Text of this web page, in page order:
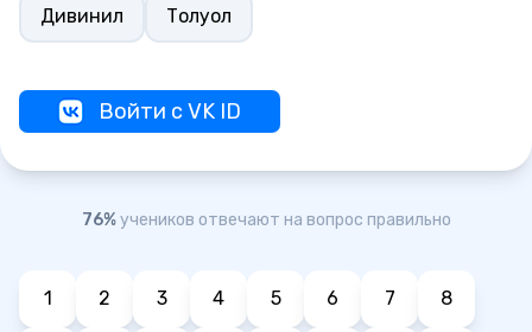
Дивинил Толуол
Войти с VK ID
76%учеников отвечают на вопрос правильно
1 2 3 4 5 6 7 8